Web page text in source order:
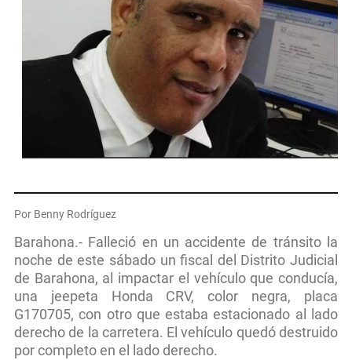
Por Benny Rodríguez
Barahona.- Falleció en un accidente de tránsito la
noche de este sábado un fiscal del Distrito Judicial
de Barahona, al impactar el vehículo que conducía,
una jeepeta Honda CRV, color negra, placa
G170705, con otro que estaba estacionado al lado
derecho de la carretera. El vehículo quedó destruido
por completo en el lado derecho.